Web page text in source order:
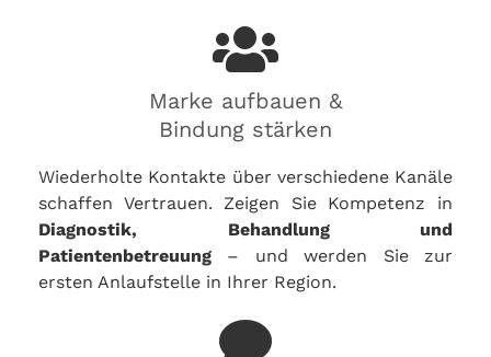
Marke aufbauen &
Bindung stärken
Wiederholte Kontakte über verschiedene Kanäle
schaffen Vertrauen. Zeigen Sie Kompetenz in
Diagnostik, Behandlung und
Patientenbetreuung – und werden Sie zur
ersten Anlaufstelle in Ihrer Region.